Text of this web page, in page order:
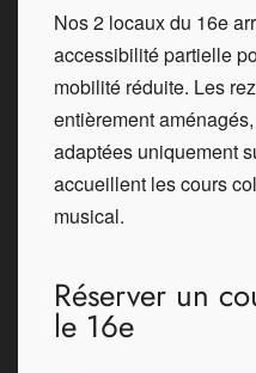
Nos 2 locaux du 16e
accessibilité partielle
mobilité réduite. Les
entièrement
adaptées uniquement
accueillent les cours
musical.
Réserver un
le 16e